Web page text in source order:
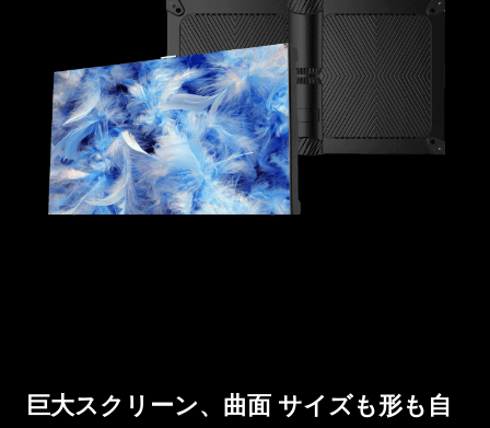
巨大スクリーン、 曲面 サイズも形も自